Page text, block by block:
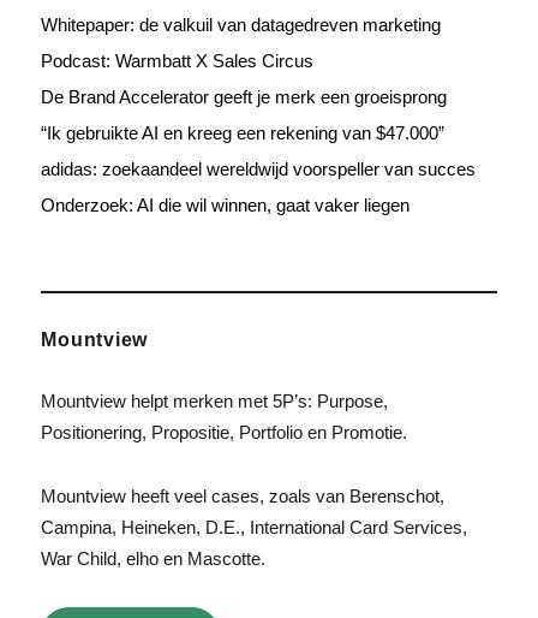
Whitepaper: de valkuil van datagedreven marketing
Podcast: Warmbatt X Sales Circus
De Brand Accelerator geeft je merk een groeisprong
“Ik gebruikte AI en kreeg een rekening van $47.000”
adidas: zoekaandeel wereldwijd voorspeller van succes
Onderzoek: AI die wil winnen, gaat vaker liegen
Mountview
Mountview helpt merken met 5P’s: Purpose,
Positionering, Propositie, Portfolio en Promotie.
Mountview heeft veel cases, zoals van Berenschot,
Campina, Heineken, D.E., International Card Services,
War Child, elho en Mascotte.